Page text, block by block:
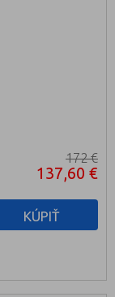
172 €
137,60 €
KÚPIŤ